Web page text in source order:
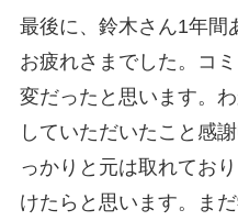
最後に、鈴木さん1年間
お疲れさまでした。コ
変だったと思います。
していただいたこと感
っかりと元は取れてお
けたらと思います。ま